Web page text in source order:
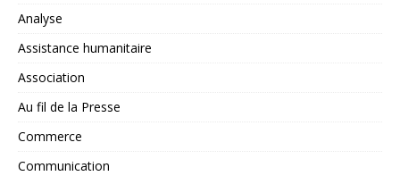
Analyse
Assistance humanitaire
Association
Au fil de la Presse
Commerce
Communication